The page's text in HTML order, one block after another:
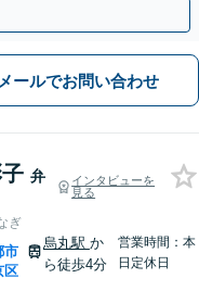
メールでお問い合わせ
弁
インタビューを
見る
ぎ
市
区
烏丸駅 か
ら徒歩4分
営業時間：本
日定休日